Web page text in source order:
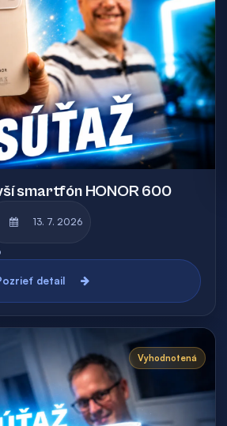
smartfón HONOR 600
13. 7. 2026
detail
Vyhodnotená